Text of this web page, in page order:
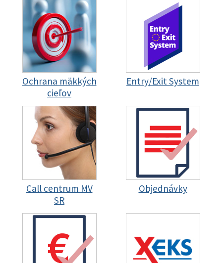
Ochrana mäkkých
cieľov
Entry/Exit System
Call centrum MV
SR
Objednávky